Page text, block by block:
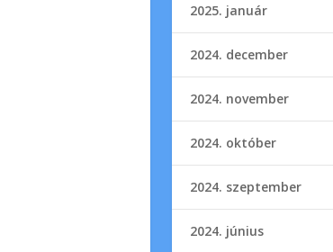
2025. január
2024. december
2024. november
2024. október
2024. szeptember
2024. június